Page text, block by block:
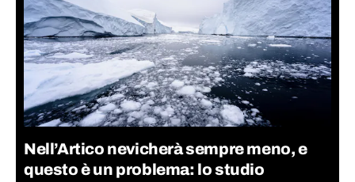
Nell’Artico nevicherà sempre meno, e
questo è un problema: lo studio